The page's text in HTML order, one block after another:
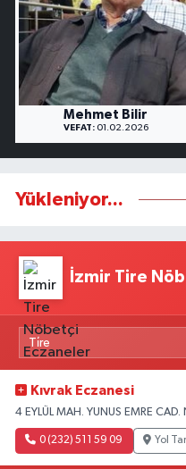
Mehmet Bilir
VEFAT:01.02.2026
Yükleniyor...
İzmir Tire
Kıvrak Eczanesi
4 EYLÜL MAH. YUNUS EMRE
0 (232) 511 59 09 Yol